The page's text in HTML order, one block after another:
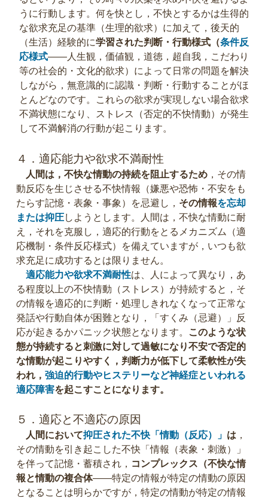
うに行動します。何を快とし，不快とするかは生得的
な欲求充足の基準（生理的欲求）に加えて，後天的
（生活）経験的に学習された判断・行動様式（条件反
応様式――人生観，価値観，道徳，超自我，こだわり
等の社会的・文化的欲求）によって日常の問題を解決
しながら，無意識的に認識・判断・行動することがほ
とんどなのです。これらの欲求が実現しない場合欲求
不満状態になり、ストレス（否定的不快情動）が発生
して不満解消の行動が起こります。
４．適応能力や欲求不満耐性
人間は，不快な情動の持続を阻止するため，その情
動反応を生じさせる不快情報（嫌悪や恐怖・不安をも
たらす記憶・表象・事象）を忌避し， その情報を忘却
または抑圧しようとします。人間は，不快な情動に耐
え，それを克服し，適応的行動をとるメカニズム（適
応機制・条件反応様式）を備えていますが，いつも欲
求充足に成功するとは限りません。
適応能力や欲求不満耐性は、人によって異なり，あ
る程度以上の不快情動（ストレス）が持続すると，そ
の情報を適応的に判断・処理しきれなくなって正常な
発話や行動自体が困難となり，「すくみ（忌避）」反
応が起きるかパニック状態となります。
このような状
態が持続すると刺激に対して過敏になり不安で否定的
な情動が起こりやすく，判断力が低下して柔軟性が失
われ， 強迫的行動やヒステリーなど神経症といわれる
適応障害を起こすことになります。
５．適応と不適応の原因
人間において抑圧された不快「情動（反応）」 は ，
その情動を引き起こした不快「情報（表象・刺激）」
を伴って記憶・蓄積され， コンプレックス（不快な情
報と情動の複合体――特定の情報が特定の情動の原因
となることは明らかですが，特定の情動が特定の情報